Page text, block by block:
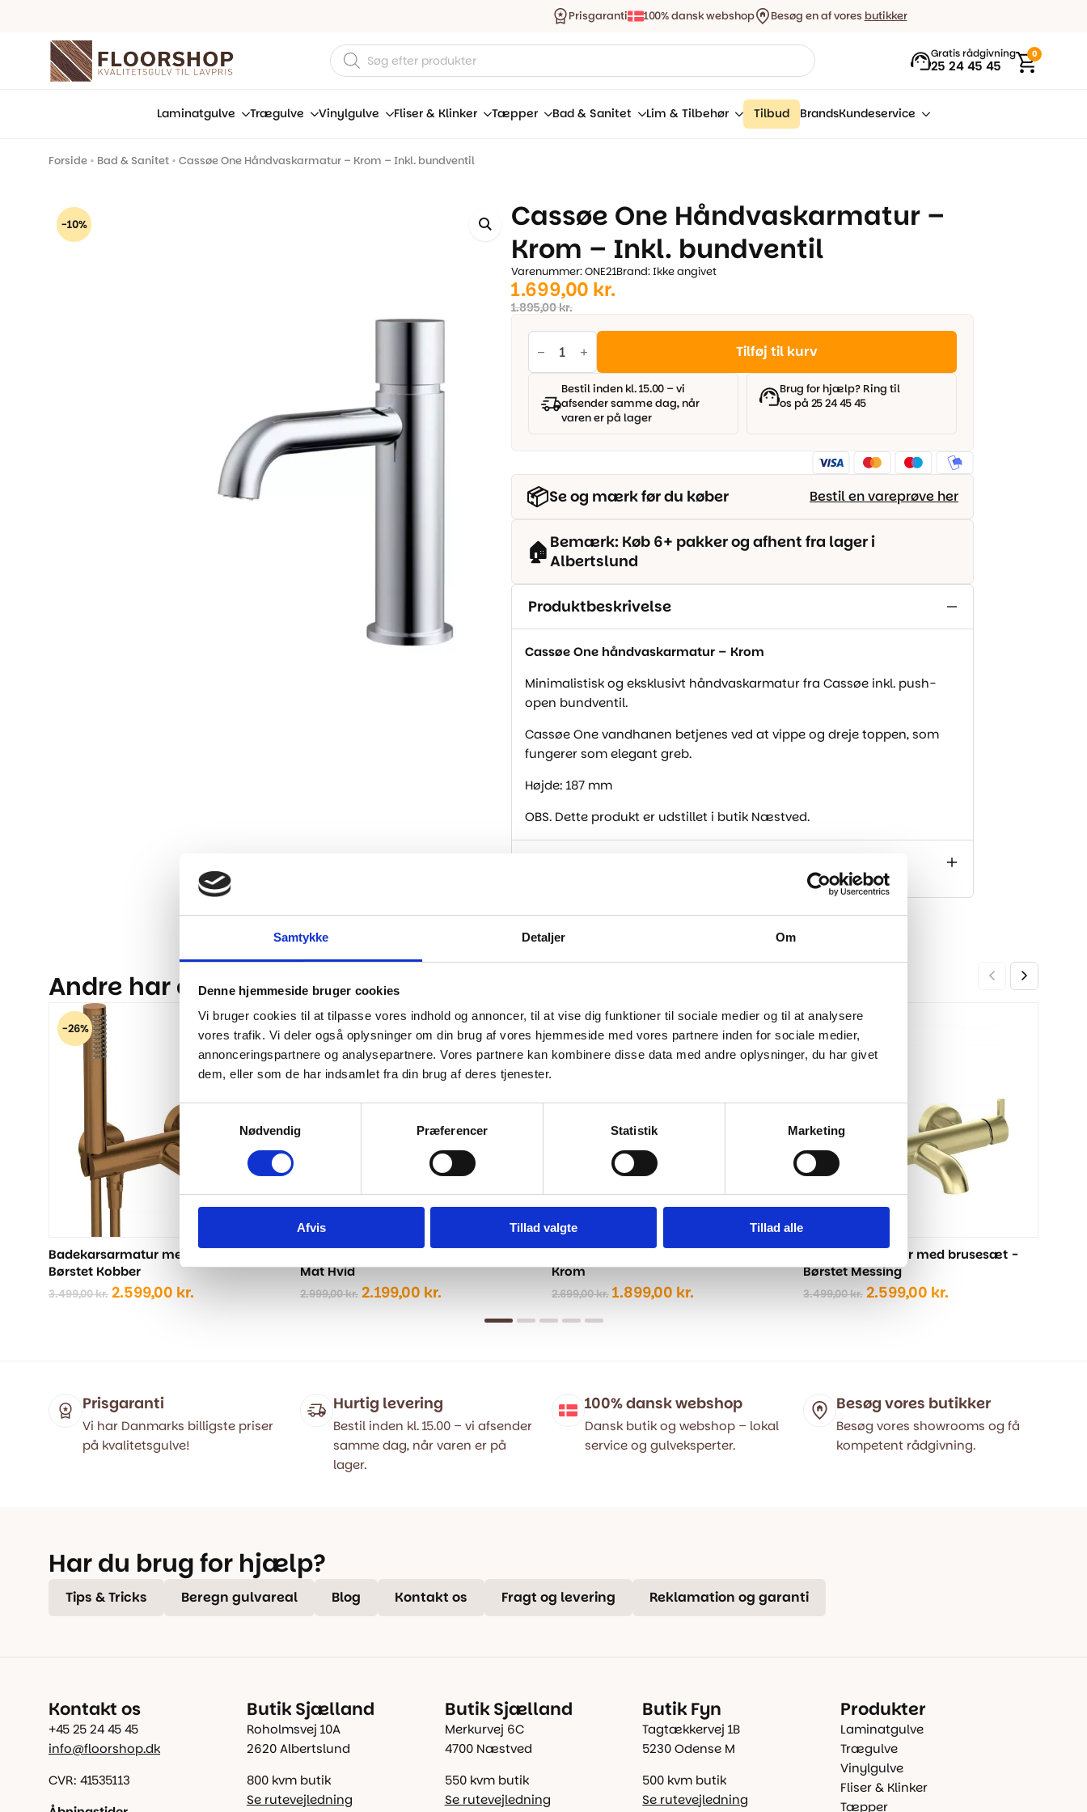
Samtykke Detaljer Om
Denne hjemmeside bruger cookies
Vi bruger cookies til at tilpasse vores indhold og annoncer, til at vise dig funktioner til sociale medier og til at analysere
vores trafik. Vi deler også oplysninger om din brug af vores hjemmeside med vores partnere inden for sociale medier,
annonceringspartnere og analysepartnere. Vores partnere kan kombinere disse data med andre oplysninger, du har givet
dem, eller som de har indsamlet fra din brug af deres tjenester.
Samtykkevalg
Nødvendig
Præferencer Statistik Marketing
Afvis Tillad valgte Tillad alle
Prisgaranti 100% dansk webshop Besøg en af vores butikker
Products
search
Gratis rådgivning
25 24 45 45
0
Laminatgulve Trægulve Vinylgulve Fliser & Klinker Tæpper Bad & Sanitet Lim & Tilbehør Tilbud BrandsKundeservice
Forside • Bad & Sanitet • Cassøe One Håndvaskarmatur – Krom – Inkl. bundventil
-10%
Cassøe One Håndvaskarmatur –
Krom – Inkl. bundventil
Varenummer: ONE21Brand: Ikke angivet
1.895,00kr.
Den
oprindelige
pris
var:
1.895,00 kr..
1.699,00 kr.
Den
aktuelle
pris
1.699,00 kr..
Cassøe
One
Håndvaskarmatur
-
Inkl.
bundventil
Tilføj til kurv
Bestil inden kl. 15.00 – vi
afsender samme dag, når
varen er på lager
Brug for hjælp? Ring til
os på 25 24 45 45
📦Se og mærk før du køber Bestil en vareprøve her
🏠 Bemærk: Køb 6+ pakker og afhent fra lager i
Albertslund
Produktbeskrivelse
Cassøe One håndvaskarmatur – Krom
Minimalistisk og eksklusivt håndvaskarmatur fra Cassøe inkl. push-
open bundventil.
Cassøe One vandhanen betjenes ved at vippe og dreje toppen, som
fungerer som elegant greb.
Højde: 187 mm
OBS. Dette produkt er udstillet i butik Næstved.
Andre har også kigget på...
-26%
Badekarsarmatur med brusesæt -
Børstet Kobber
3.499,00kr. Den
2.599,00 kr.
-27%
Mat Hvid
2.999,00kr. Den
2.199,00 kr.
-30%
Krom
2.699,00kr. Den
1.899,00 kr.
-26%
Badekarsarmatur med brusesæt -
Børstet Messing
3.499,00kr. Den
2.599,00 kr.
Prisgaranti
Vi har Danmarks billigste priser
på kvalitetsgulve!
Hurtig levering
Bestil inden kl. 15.00 – vi afsender
samme dag, når varen er på
lager.
100% dansk webshop
Dansk butik og webshop – lokal
service og gulveksperter.
Besøg vores butikker
Besøg vores showrooms og få
kompetent rådgivning.
Har du brug for hjælp?
Tips & Tricks Beregn gulvareal Blog Kontakt os Fragt og levering Reklamation og garanti
Kontakt os
+45 25 24 45 45
info@floorshop.dk
CVR: 41535113
Butik Sjælland
Roholmsvej 10A
2620 Albertslund
800 kvm butik
Se rutevejledning
Butik Sjælland
Merkurvej 6C
4700 Næstved
550 kvm butik
Se rutevejledning
Butik Fyn
Tagtækkervej 1B
5230 Odense M
500 kvm butik
Se rutevejledning
Produkter
Laminatgulve
Trægulve
Vinylgulve
Fliser & Klinker
Tæpper